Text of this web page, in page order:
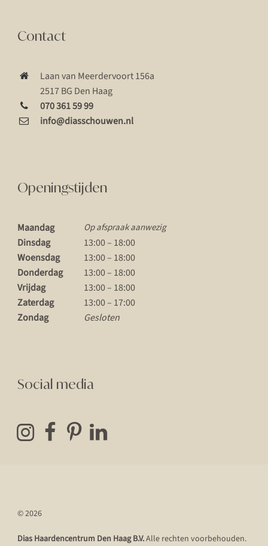
Contact
Laan van Meerdervoort 156a
2517 BG Den Haag
070 361 59 99
info@diasschouwen.nl
Openingstijden
Maandag Op afspraak aanwezig
Dinsdag
13:00 – 18:00
Woensdag
13:00 – 18:00
Donderdag
13:00 – 18:00
Vrijdag
13:00 – 18:00
Zaterdag
13:00 – 17:00
Zondag
Gesloten
Social media
© 2026
Dias Haardencentrum Den Haag B.V.Alle rechten voorbehouden.